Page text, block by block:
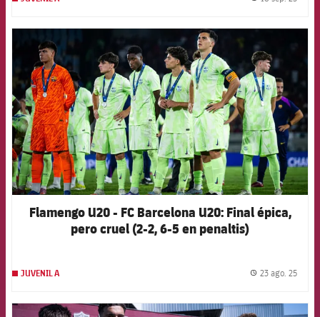
FCB Barcelona badge
Flamengo U20 - FC Barcelona U20: Final épica,
pero cruel (2-2, 6-5 en penaltis)
JUVENIL A 23 ago. 25
FCB Barcelona badge